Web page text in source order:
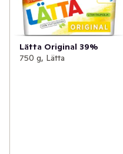
Lätta Original 39%
750 g, Lätta